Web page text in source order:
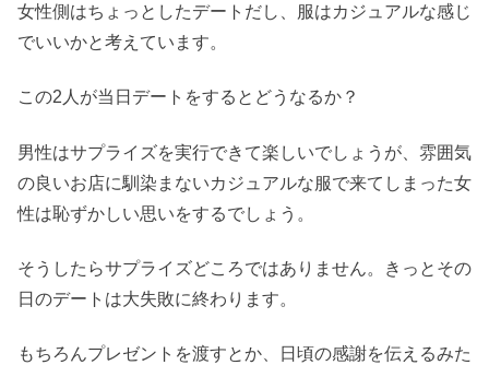
女性側はちょっとしたデートだし、服はカジュアルな感じ
でいいかと考えています。
この2人が当日デートをするとどうなるか？
男性はサプライズを実行できて楽しいでしょうが、雰囲気
の良いお店に馴染まないカジュアルな服で来てしまった女
性は恥ずかしい思いをするでしょう。
そうしたらサプライズどころではありません。きっとその
日のデートは大失敗に終わります。
もちろんプレゼントを渡すとか、日頃の感謝を伝えるみた